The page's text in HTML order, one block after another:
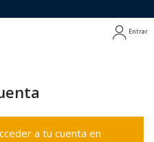
Entrar
a tu cuenta en